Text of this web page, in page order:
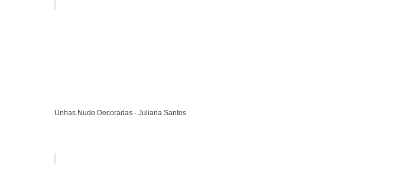
Unhas Nude Decoradas - Juliana Santos